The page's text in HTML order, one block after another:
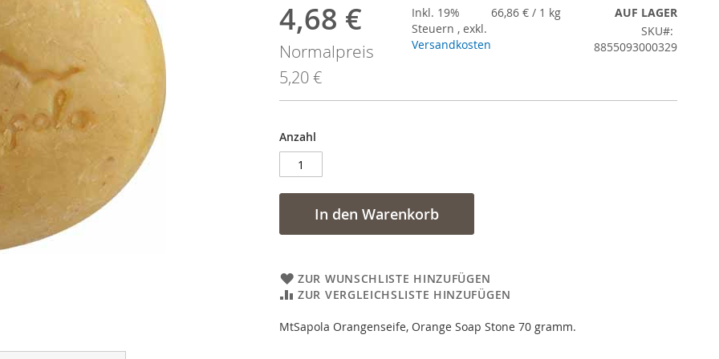
Sonderangebot
4,68 €
Normalpreis
5,20 €
Inkl. 19%
Steuern , exkl.
Versandkosten
66,86 € / 1 kg
AUF LAGER
SKU
8855093000329
Anzahl
In den Warenkorb
ZUR WUNSCHLISTE HINZUFÜGEN
ZUR VERGLEICHSLISTE HINZUFÜGEN
MtSapola Orangenseife, Orange Soap Stone 70 gramm.